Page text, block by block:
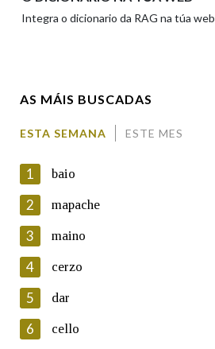
En cumprimento da normativa vixente
Protección de Datos de Carácter
Galega informa a aqueles usuarios que
electrónico, así como calquera outra
persoal, que estes datos serán obxecto
automatizado de carácter confidencial e
ficheiros informáticos. Así mesmo, os
Integra o dicionario da RAG na túa web
AS MÁIS BUSCADAS
ESTA SEMANA ESTE MES
1 baio
2 mapache
3 maino
4 cerzo
5 dar
6 cello